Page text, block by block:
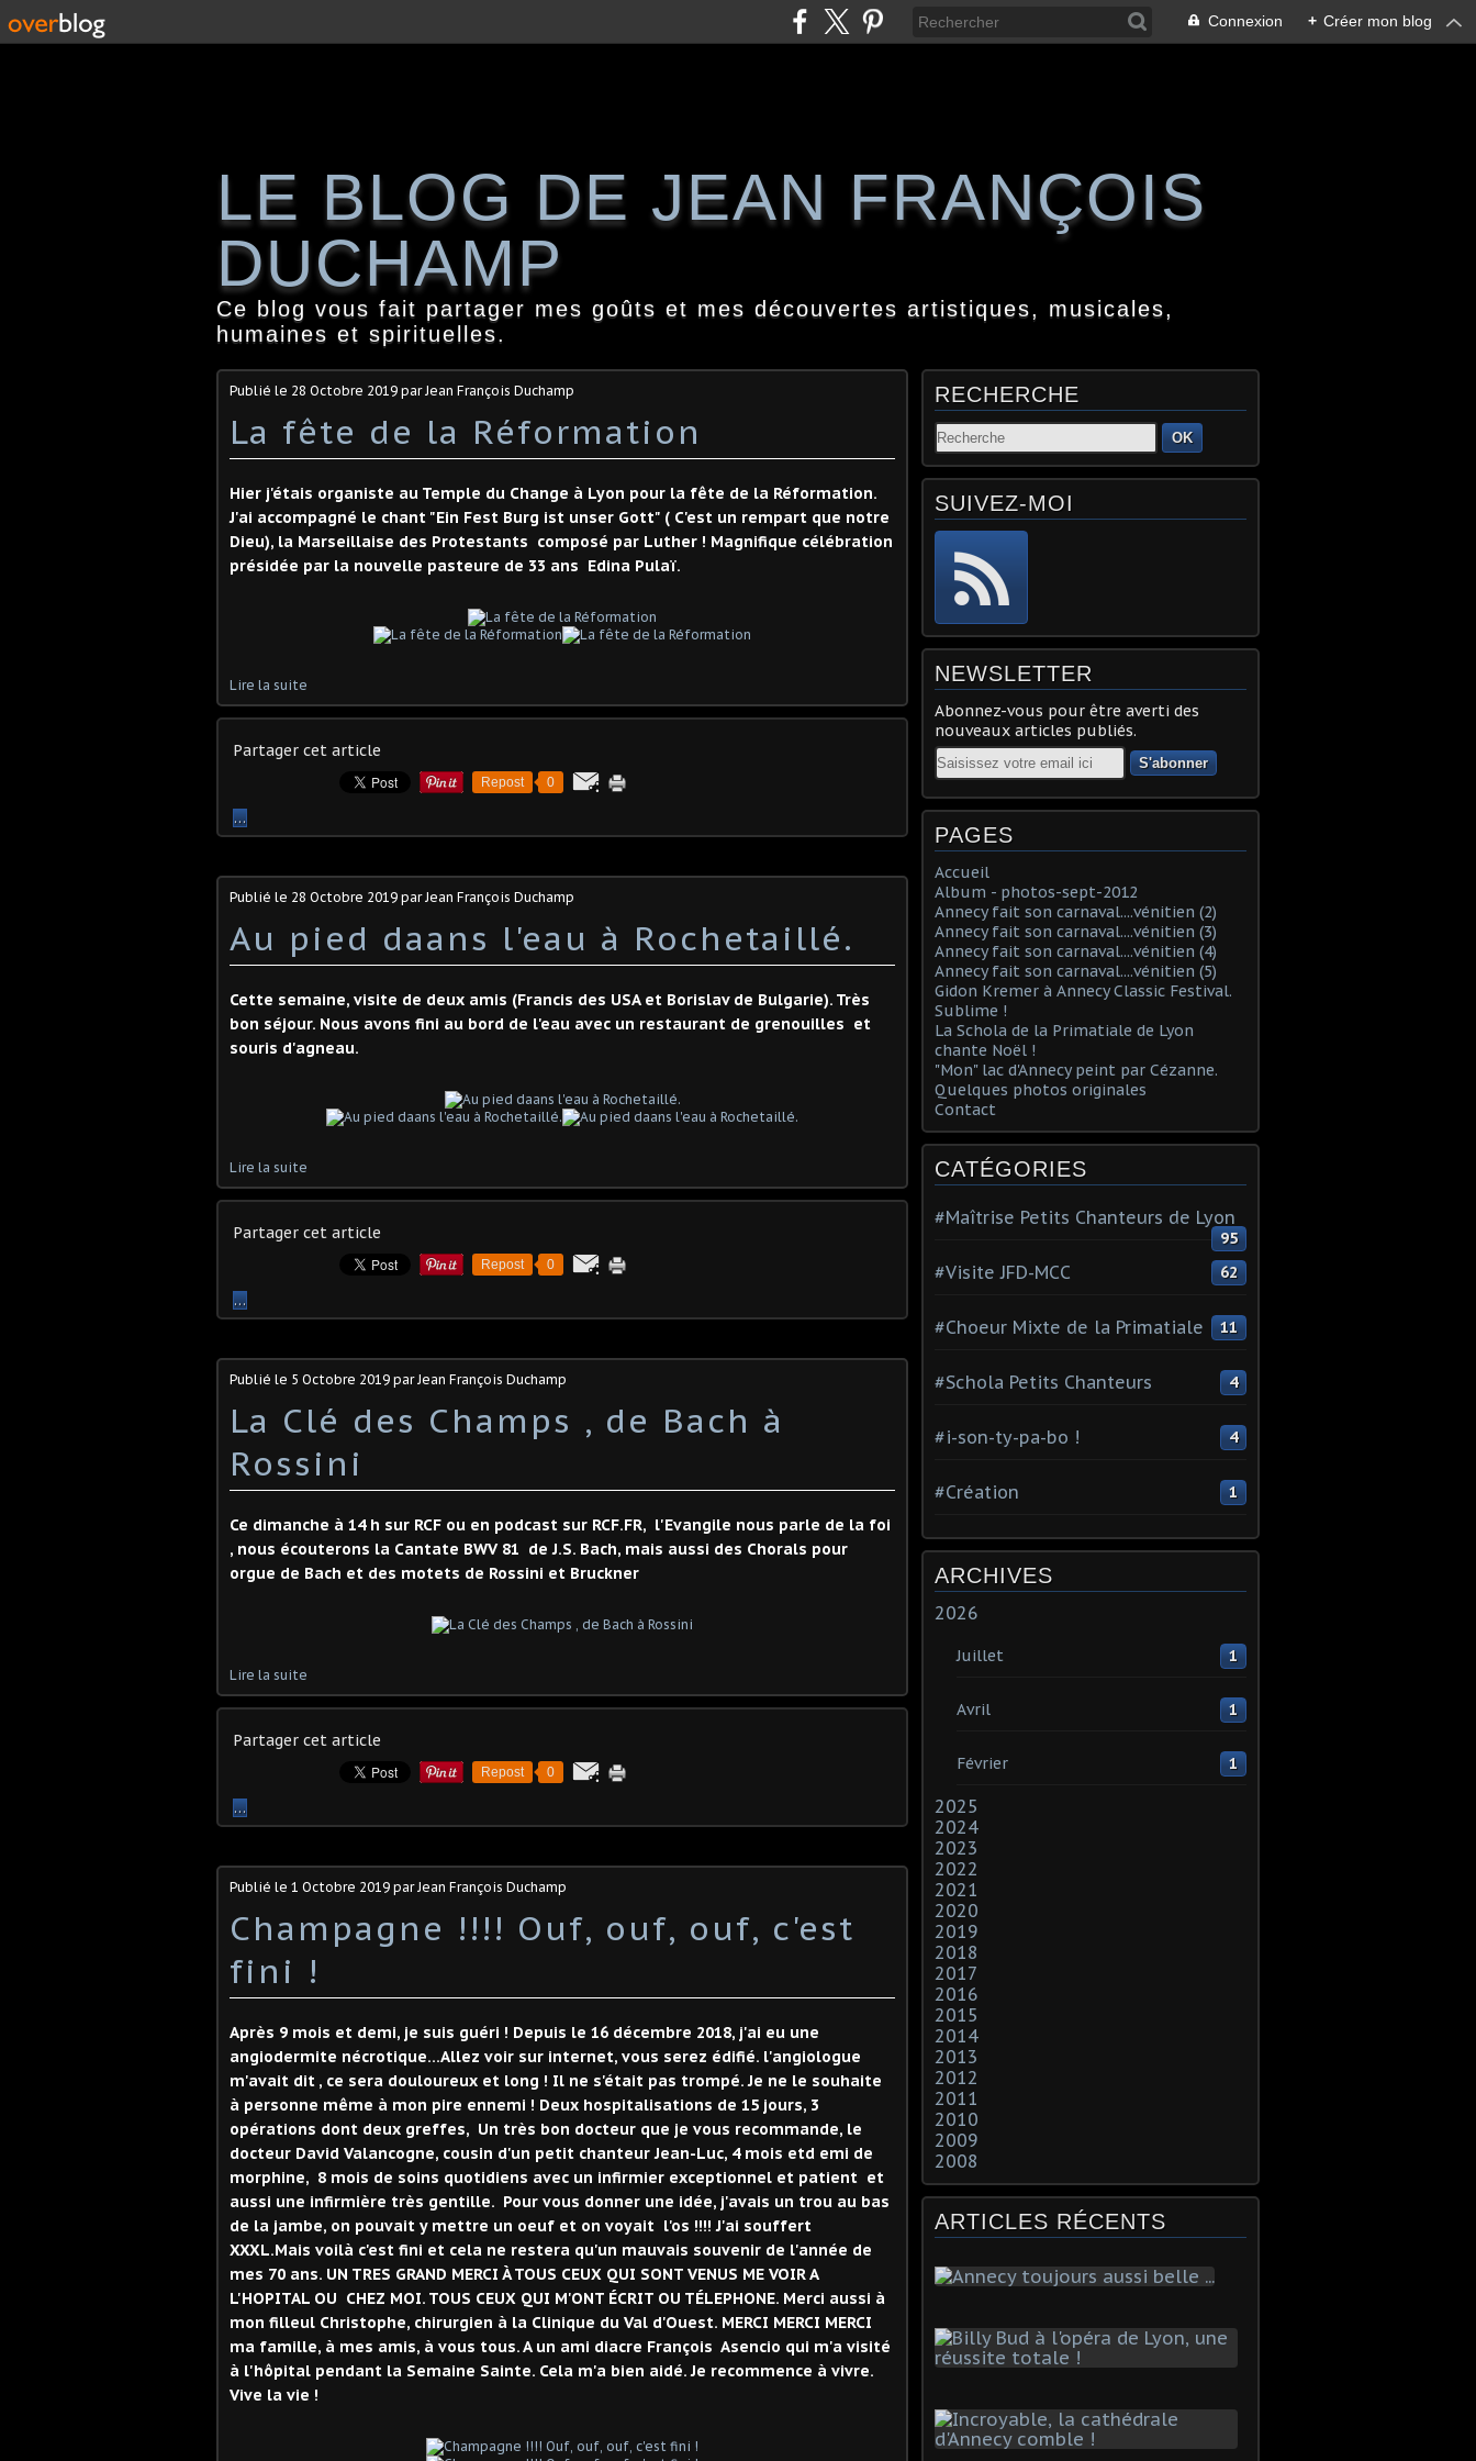
Connexion + Créer mon blog
LE BLOG DE JEAN FRANÇOIS
DUCHAMP
Ce blog vous fait partager mes goûts et mes découvertes artistiques, musicales,
humaines et spirituelles.
Publié le 28 Octobre 2019 par Jean François Duchamp
La fête de la Réformation
Hier j'étais organiste au Temple du Change à Lyon pour la fête de la Réformation.
J'ai accompagné le chant "Ein Fest Burg ist unser Gott" ( C'est un rempart que notre
Dieu), la Marseillaise des Protestants composé par Luther ! Magnifique célébration
présidée par la nouvelle pasteure de 33 ans Edina Pulaï.
Lire la suite
Partager cet article
Repost 0
…
Publié le 28 Octobre 2019 par Jean François Duchamp
Au pied daans l'eau à Rochetaillé.
Cette semaine, visite de deux amis (Francis des USA et Borislav de Bulgarie). Très
bon séjour. Nous avons fini au bord de l'eau avec un restaurant de grenouilles et
souris d'agneau.
Lire la suite
Partager cet article
Repost 0
…
Publié le 5 Octobre 2019 par Jean François Duchamp
La Clé des Champs , de Bach à
Rossini
Ce dimanche à 14 h sur RCF ou en podcast sur RCF.FR, l'Evangile nous parle de la foi
, nous écouterons la Cantate BWV 81 de J.S. Bach, mais aussi des Chorals pour
orgue de Bach et des motets de Rossini et Bruckner
Lire la suite
Partager cet article
Repost 0
…
Publié le 1 Octobre 2019 par Jean François Duchamp
Champagne !!!! Ouf, ouf, ouf, c'est
fini !
Après 9 mois et demi, je suis guéri ! Depuis le 16 décembre 2018, j'ai eu une
angiodermite nécrotique...Allez voir sur internet, vous serez édifié. l'angiologue
m'avait dit , ce sera douloureux et long ! Il ne s'était pas trompé. Je ne le souhaite
à personne même à mon pire ennemi ! Deux hospitalisations de 15 jours, 3
opérations dont deux greffes, Un très bon docteur que je vous recommande, le
docteur David Valancogne, cousin d'un petit chanteur Jean-Luc, 4 mois etd emi de
morphine, 8 mois de soins quotidiens avec un infirmier exceptionnel et patient et
aussi une infirmière très gentille. Pour vous donner une idée, j'avais un trou au bas
de la jambe, on pouvait y mettre un oeuf et on voyait l'os !!!! J'ai souffert
XXXL.Mais voilà c'est fini et cela ne restera qu'un mauvais souvenir de l'année de
mes 70 ans. UN TRES GRAND MERCI À TOUS CEUX QUI SONT VENUS ME VOIR A
L'HOPITAL OU CHEZ MOI. TOUS CEUX QUI M'ONT ÉCRIT OU TÉLEPHONE. Merci aussi à
mon filleul Christophe, chirurgien à la Clinique du Val d'Ouest. MERCI MERCI MERCI
ma famille, à mes amis, à vous tous. A un ami diacre François Asencio qui m'a visité
à l'hôpital pendant la Semaine Sainte. Cela m'a bien aidé. Je recommence à vivre.
Vive la vie !
RECHERCHE
OK
SUIVEZ-MOI
NEWSLETTER
Abonnez-vous pour être averti des
nouveaux articles publiés.
Email
PAGES
Accueil
Album - photos-sept-2012
Annecy fait son carnaval....vénitien (2)
Annecy fait son carnaval....vénitien (3)
Annecy fait son carnaval....vénitien (4)
Annecy fait son carnaval....vénitien (5)
Gidon Kremer à Annecy Classic Festival.
Sublime !
La Schola de la Primatiale de Lyon
chante Noël !
"Mon" lac d'Annecy peint par Cézanne.
Quelques photos originales
Contact
CATÉGORIES
#Maîtrise Petits Chanteurs de Lyon
95
#Visite JFD-MCC 62
#Choeur Mixte de la Primatiale 11
#Schola Petits Chanteurs 4
#i-son-ty-pa-bo ! 4
#Création 1
ARCHIVES
2026
Juillet 1
Avril 1
Février 1
2025
2024
2023
2022
2021
2020
2019
2018
2017
2016
2015
2014
2013
2012
2011
2010
2009
2008
ARTICLES RÉCENTS